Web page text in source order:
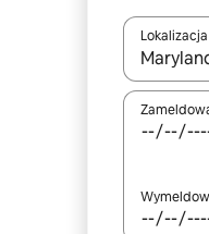
Lokalizacja
Gdy